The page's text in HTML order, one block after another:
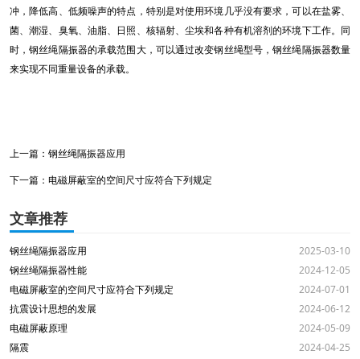
冲，降低高、低频噪声的特点，特别是对使用环境几乎没有要求，可以在盐雾、
菌、潮湿、臭氧、油脂、日照、核辐射、尘埃和各种有机溶剂的环境下工作。同
时，钢丝绳隔振器的承载范围大，可以通过改变钢丝绳型号，钢丝绳隔振器数量
来实现不同重量设备的承载。
上一篇： 钢丝绳隔振器应用
下一篇： 电磁屏蔽室的空间尺寸应符合下列规定
文章推荐
钢丝绳隔振器应用
2025-03-10
钢丝绳隔振器性能
2024-12-05
电磁屏蔽室的空间尺寸应符合下列规定
2024-07-01
抗震设计思想的发展
2024-06-12
电磁屏蔽原理
2024-05-09
隔震
2024-04-25